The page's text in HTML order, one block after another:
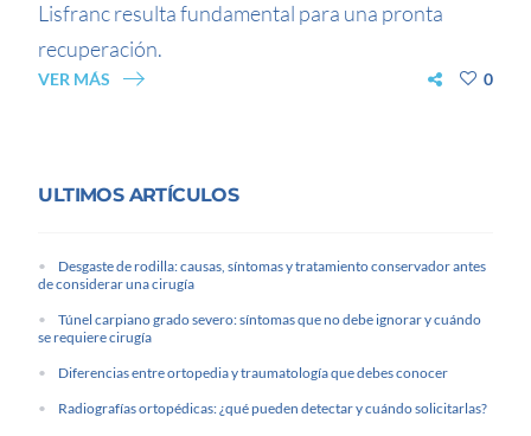
Lisfranc resulta fundamental para una pronta
recuperación.
VER MÁS 0
ULTIMOS ARTÍCULOS
Desgaste de rodilla: causas, síntomas y tratamiento conservador antes
de considerar una cirugía
Túnel carpiano grado severo: síntomas que no debe ignorar y cuándo
se requiere cirugía
Diferencias entre ortopedia y traumatología que debes conocer
Radiografías ortopédicas: ¿qué pueden detectar y cuándo solicitarlas?